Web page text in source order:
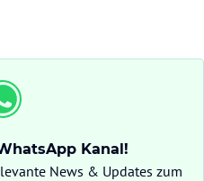
Kanal!
News & Updates zum